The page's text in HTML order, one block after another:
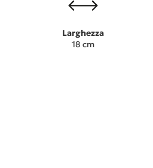
Larghezza
18 cm